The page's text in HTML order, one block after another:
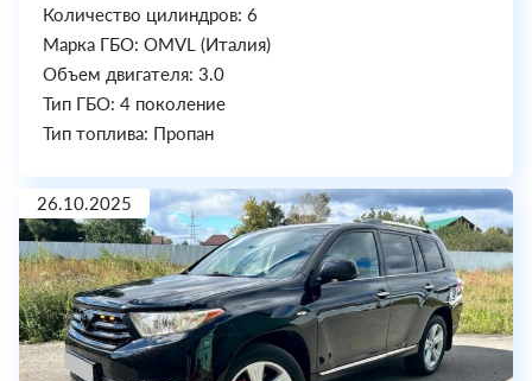
Количество цилиндров: 6
Марка ГБО: OMVL (Италия)
Объем двигателя: 3.0
Тип ГБО: 4 поколение
Тип топлива: Пропан
26.10.2025